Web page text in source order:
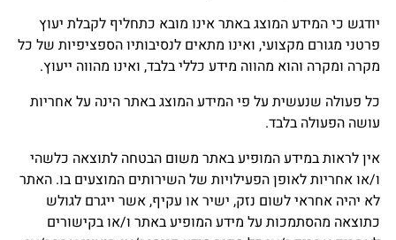
יודגש כי המידע המוצג באתר אינו מובא כתחליף לקבלת יעוץ
פרטני מגורם מקצועי, ואינו מתאים לנסיבותיו הספציפיות של כל
מקרה ומקרה והוא מהווה מידע כללי בלבד, ואינו מהווה ייעוץ.
כל פעולה שנעשית על פי המידע המוצג באתר הינה על אחריות
עושה הפעולה בלבד.
אין לראות במידע המופיע באתר משום הבטחה לתוצאה כלשהי
ו/או אחריות לאופן הפעילויות של השירותים המוצעים בו. האתר
לא יהיה אחראי לשום נזק, ישיר או עקיף, אשר ייגרם לגולש
כתוצאה מהסתמכות על מידע המופיע באתר ו/או בקישורים